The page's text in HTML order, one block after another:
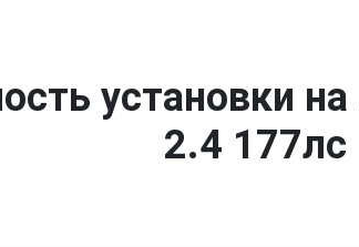
установки
2.4 177лс